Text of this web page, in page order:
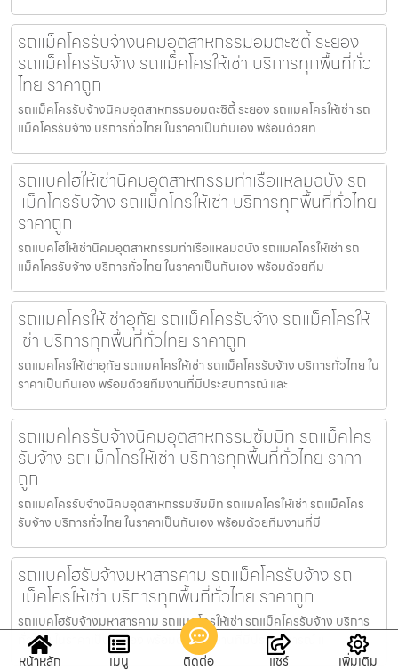
รถแม็คโครรับจ้างนิคมอุตสาหกรรมอมตะซิตี้ ระยอง
รถแม็คโครรับจ้าง รถแม็คโครให้เช่า บริการทุกพื้นที่ทั่ว
ไทย ราคาถูก
รถแม็คโครรับจ้างนิคมอุตสาหกรรมอมตะซิตี้ ระยอง รถแมคโครให้เช่า รถ
แม็คโครรับจ้าง บริการทั่วไทย ในราคาเป็นกันเอง พร้อมด้วยท
รถแบคโฮให้เช่านิคมอุตสาหกรรมท่าเรือแหลมฉบัง รถ
แม็คโครรับจ้าง รถแม็คโครให้เช่า บริการทุกพื้นที่ทั่วไทย
ราคาถูก
รถแบคโฮให้เช่านิคมอุตสาหกรรมท่าเรือแหลมฉบัง รถแมคโครให้เช่า รถ
แม็คโครรับจ้าง บริการทั่วไทย ในราคาเป็นกันเอง พร้อมด้วยทีม
รถแมคโครให้เช่าอุทัย รถแม็คโครรับจ้าง รถแม็คโครให้
เช่า บริการทุกพื้นที่ทั่วไทย ราคาถูก
รถแมคโครให้เช่าอุทัย รถแมคโครให้เช่า รถแม็คโครรับจ้าง บริการทั่วไทย ใน
ราคาเป็นกันเอง พร้อมด้วยทีมงานที่มีประสบการณ์ และ
รถแมคโครรับจ้างนิคมอุตสาหกรรมซัมมิท รถแม็คโคร
รับจ้าง รถแม็คโครให้เช่า บริการทุกพื้นที่ทั่วไทย ราคา
ถูก
รถแมคโครรับจ้างนิคมอุตสาหกรรมซัมมิท รถแมคโครให้เช่า รถแม็คโคร
รับจ้าง บริการทั่วไทย ในราคาเป็นกันเอง พร้อมด้วยทีมงานที่มี
รถแบคโฮรับจ้างมหาสารคาม รถแม็คโครรับจ้าง รถ
แม็คโครให้เช่า บริการทุกพื้นที่ทั่วไทย ราคาถูก
รถแบคโฮรับจ้างมหาสารคาม รถแมคโครให้เช่า รถแม็คโครรับจ้าง บริการ
ทั่วไทย ในราคาเป็นกันเอง พร้อมด้วยทีมงานที่มีประสบการณ์ แ
หน้าหลัก
เมนู ติดต่อ แชร์ เพิ่มเติม